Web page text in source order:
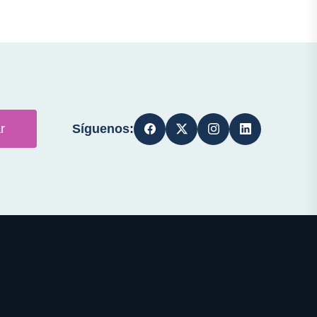
Síguenos: